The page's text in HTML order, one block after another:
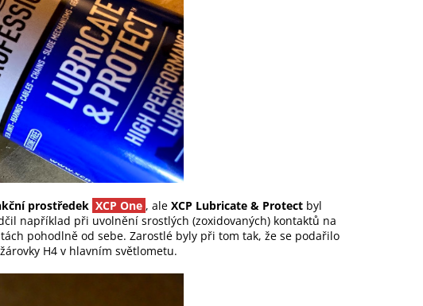
prostředek XCP One , ale XCP Lubricate & Protect byl
například při uvolnění srostlých (zoxidovaných) kontaktů na
pohodlně od sebe. Zarostlé byly při tom tak, že se podařilo
H4 v hlavním světlometu.